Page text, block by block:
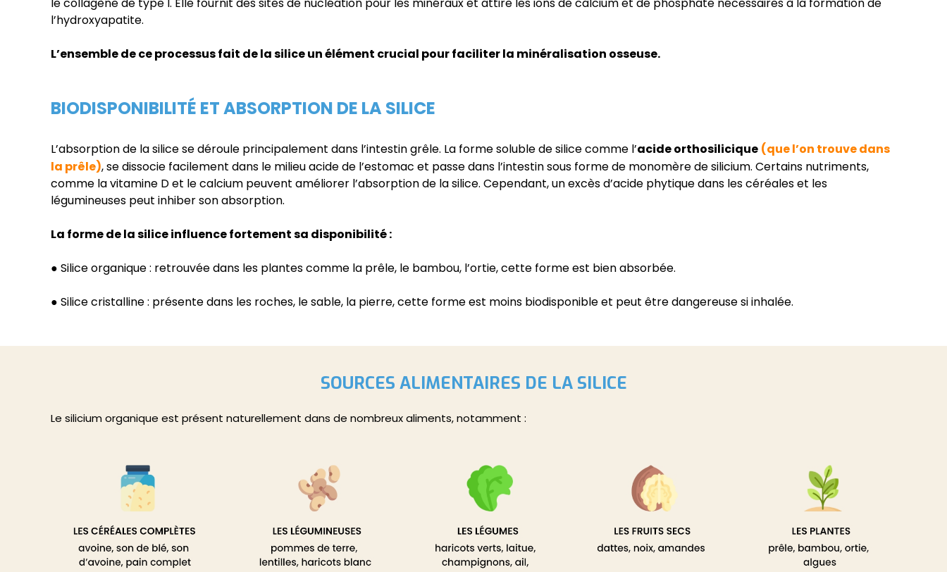
le collagène de type I. Elle fournit des sites de nucléation pour les minéraux et attire les ions de calcium et de phosphate nécessaires à la formation de
l’hydroxyapatite.
L’ensemble de ce processus fait de la silice un élément crucial pour faciliter la minéralisation osseuse.
BIODISPONIBILITÉ ET ABSORPTION DE LA SILICE
L’absorption de la silice se déroule principalement dans l’intestin grêle. La forme soluble de silice comme l’acide orthosilicique (que l’on trouve dans
la prêle), se dissocie facilement dans le milieu acide de l’estomac et passe dans l’intestin sous forme de monomère de silicium. Certains nutriments,
comme la vitamine D et le calcium peuvent améliorer l’absorption de la silice. Cependant, un excès d’acide phytique dans les céréales et les
légumineuses peut inhiber son absorption.
La forme de la silice influence fortement sa disponibilité :
● Silice organique : retrouvée dans les plantes comme la prêle, le bambou, l’ortie, cette forme est bien absorbée.
● Silice cristalline : présente dans les roches, le sable, la pierre, cette forme est moins biodisponible et peut être dangereuse si inhalée.
SOURCES ALIMENTAIRES DE LA SILICE
Le silicium organique est présent naturellement dans de nombreux aliments, notamment :